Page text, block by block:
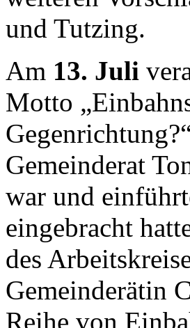
und Tutzing.
Am 13. Juli
Motto
Gemeinderat
war und
eingebracht
des
Gemeinderätin
Reihe von